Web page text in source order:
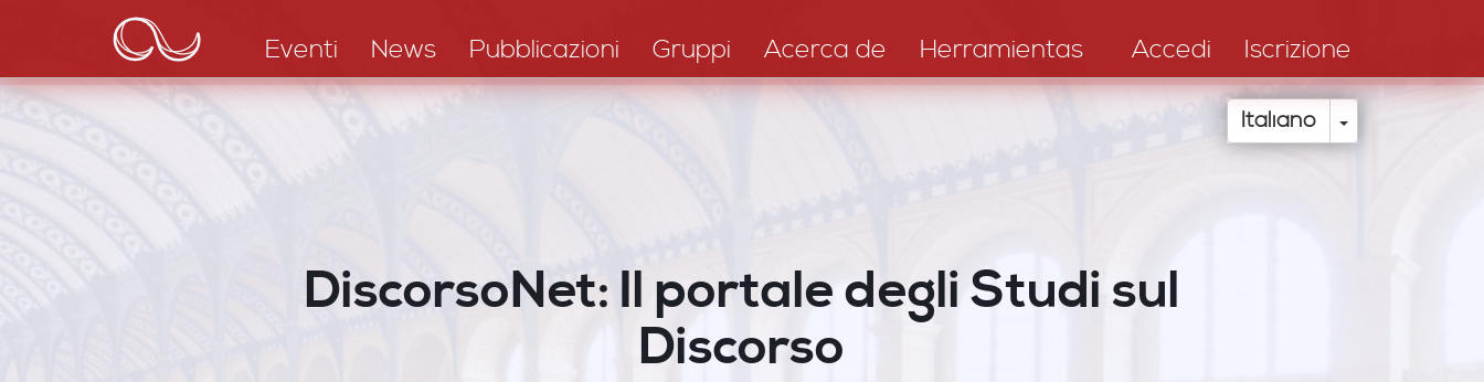
contenuto
principale
navigation
Eventi News Pubblicazioni Gruppi Acerca de Herramientas Accedi Iscrizione
Italiano Toggle
DiscorsoNet: Il portale degli Studi sul
Discorso